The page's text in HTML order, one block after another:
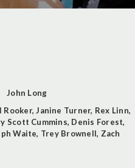
John Long
Rooker,Janine Turner, Rex Linn,
Scott Cummins, Denis Forest,
Waite, Trey Brownell, Zach